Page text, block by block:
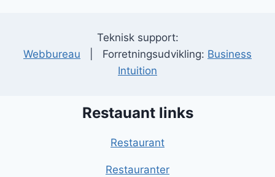
Teknisk support:
Webbureau | Forretningsudvikling: Business
Intuition
Restauant links
Restaurant
Restauranter